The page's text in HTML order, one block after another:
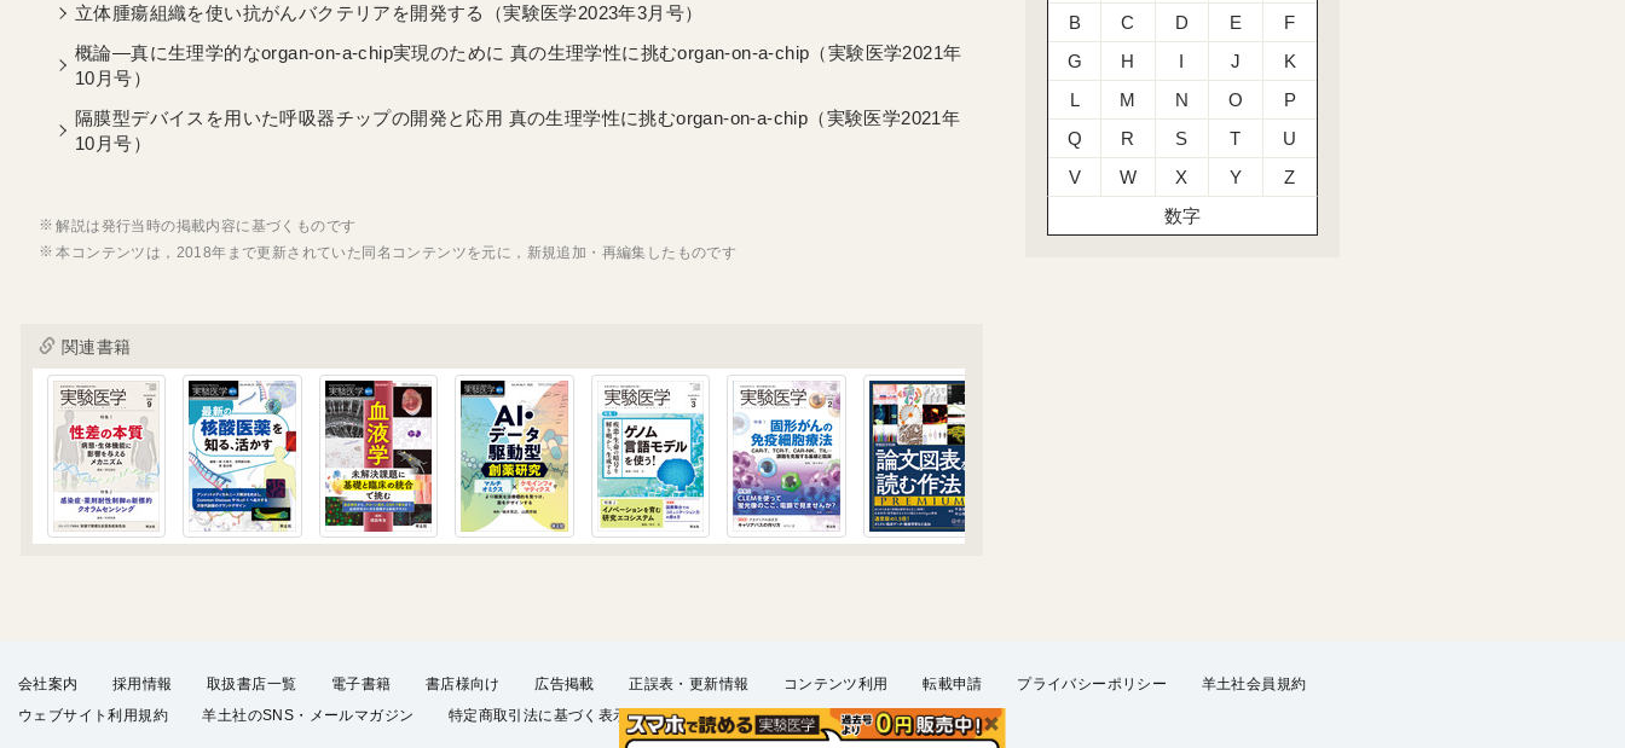
立体腫瘍組織を使い抗がんバクテリアを開発する（実験医学2023年3月号）
概論―真に生理学的なorgan-on-a-chip実現のために 真の生理学性に挑むorgan-on-a-chip（実験医学2021年
10月号）
隔膜型デバイスを用いた呼吸器チップの開発と応用 真の生理学性に挑むorgan-on-a-chip（実験医学2021年
10月号）
解説は発行当時の掲載内容に基づくものです
本コンテンツは，2018年まで更新されていた同名コンテンツを元に，新規追加・再編集したものです
関連書籍
B
C D E
F
G
H I J
K
L
M N O
P
Q
R S T
U
V
W X Y
Z
数字
会社案内 採用情報 取扱書店一覧 電子書籍 書店様向け 広告掲載 正誤表・更新情報 コンテンツ利用 転載申請 プライバシーポリシー
羊土社会員規約
ウェブサイト利用規約
羊土社のSNS・メールマガジン 特定商取引法に基づく表示 FAQ お問い合わせ English